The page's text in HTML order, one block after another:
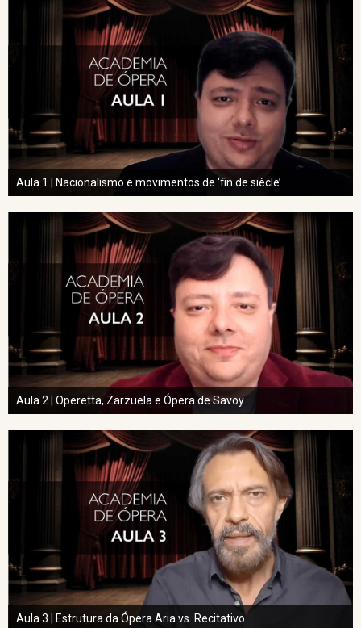
Aula 1 | Nacionalismo e movimentos de ‘fin de siècle’
Aula 2 | Operetta, Zarzuela e Ópera de Savoy
Aula 3 | Estrutura da Ópera Aria vs. Recitativo